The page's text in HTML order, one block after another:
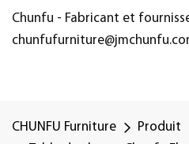
Chunfu - Fabricant et
CHUNFU Furniture Produit